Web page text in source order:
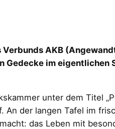
AKB
im eigentlichen
unter dem Titel
der langen Tafel im
das Leben mit